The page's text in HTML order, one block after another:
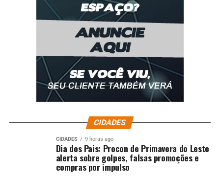
CIDADES
CIDADES 9 horas ago
Dia dos Pais: Procon de Primavera do Leste
alerta sobre golpes, falsas promoções e
compras por impulso